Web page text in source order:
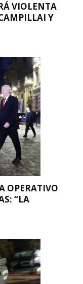
VIOLENTA
Y
OPERATIVO
“LA